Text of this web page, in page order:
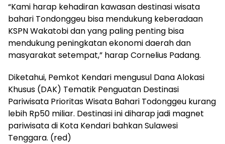
“Kami harap kehadiran kawasan destinasi wisata
bahari Tondonggeu bisa mendukung keberadaan
KSPN Wakatobi dan yang paling penting bisa
mendukung peningkatan ekonomi daerah dan
masyarakat setempat,” harap Cornelius Padang.
Diketahui, Pemkot Kendari mengusul Dana Alokasi
Khusus (DAK) Tematik Penguatan Destinasi
Pariwisata Prioritas Wisata Bahari Todonggeu kurang
lebih Rp50 miliar. Destinasi ini diharap jadi magnet
pariwisata di Kota Kendari bahkan Sulawesi
Tenggara. (red)